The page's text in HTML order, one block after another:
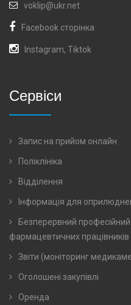
voklip@ukr.net
Facebook сторінка
Instagram, Tiktok
Сервіси
Запис на прийом онлайн
Поліклініка
Відділення
Інформація для
Безперервний
фармацевтичних працівників
Звіти (моніторинг
Оголошені закупівлі
Оренда